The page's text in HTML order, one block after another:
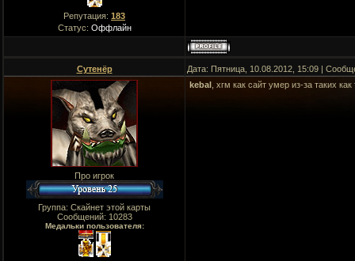
Репутация: 183
Статус: Оффлайн
Сутенёр Дата: Пятница, 10.08.2012, 15:09 |
Про игрок
Группа: Скайнет этой карты
Сообщений: 10283
Медальки пользователя:
kebal , хгм как сайт умер из-за таких как